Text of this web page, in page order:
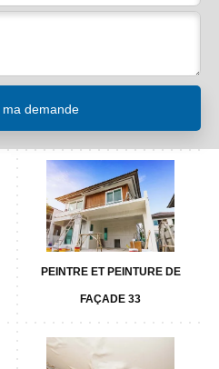
PEINTRE ET PEINTURE DE
FAÇADE 33